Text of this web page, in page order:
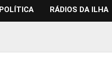
POLÍTICA RÁDIOS DA ILHA